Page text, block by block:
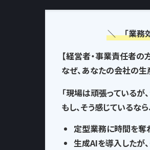
＼ 「業務
【経営者・事業責任者の
なぜ、あなたの会社の
「現場は頑張っている
もし、そう感じているなら
定型業務に時間を奪
生成AIを導入したが